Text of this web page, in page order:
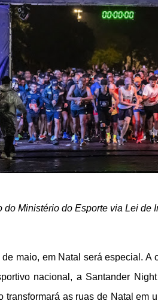
do Ministério do Esporte via Lei de
maio, em Natal será especial.
nacional, a Santander
transformará as ruas de Natal em